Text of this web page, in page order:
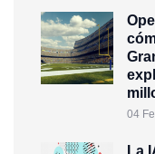
04
La